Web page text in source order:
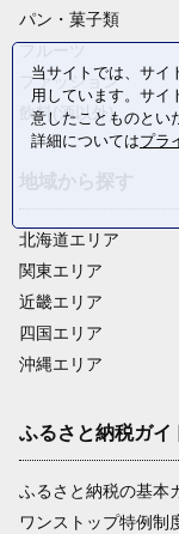
パン・菓子類
ファッション
飲料(酒以外)
北海道エリア
関東エリア
近畿エリア
四国エリア
沖縄エリア
ふるさと納税ガイ
ふるさと納税の基本
ワンストップ特例制
当サイトでは、サイ
用しています。サイ
意したことものとい
詳細についてはプラ